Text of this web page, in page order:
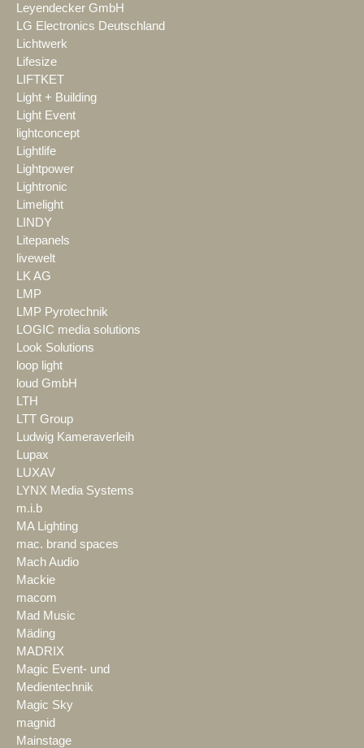
Leyendecker GmbH
LG Electronics Deutschland
Lichtwerk
Lifesize
LIFTKET
Light + Building
Light Event
lightconcept
Lightlife
Lightpower
Lightronic
Limelight
LINDY
Litepanels
livewelt
LK AG
LMP
LMP Pyrotechnik
LOGIC media solutions
Look Solutions
loop light
loud GmbH
LTH
LTT Group
Ludwig Kameraverleih
Lupax
LUXAV
LYNX Media Systems
m.i.b
MA Lighting
mac. brand spaces
Mach Audio
Mackie
macom
Mad Music
Mäding
MADRIX
Magic Event- und
Medientechnik
Magic Sky
magnid
Mainstage